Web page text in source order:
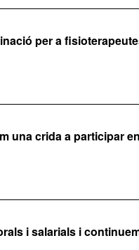
per a
una crida a
i salarials i